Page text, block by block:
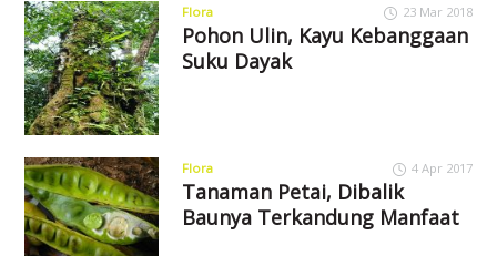
Flora 23 Mar 2018
Pohon Ulin, Kayu Kebanggaan
Suku Dayak
Flora 4 Apr 2017
Tanaman Petai, Dibalik
Baunya Terkandung Manfaat